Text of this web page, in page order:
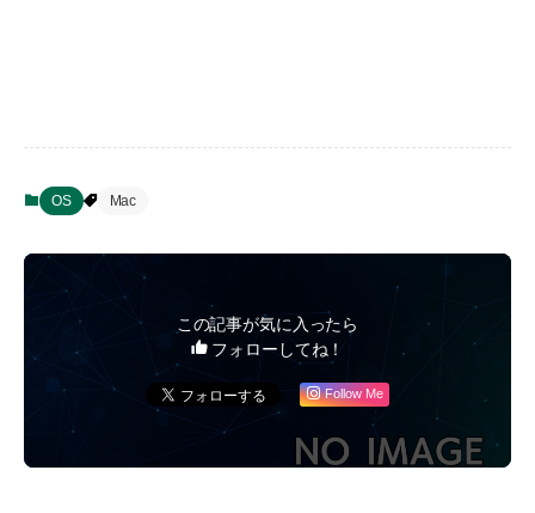
OS Mac
この記事が気に入ったら
フォローしてね！
Follow Me